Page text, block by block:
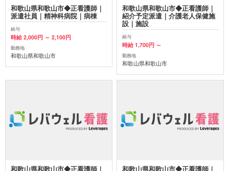
和歌山県和歌山市◆正看護師｜
派遣社員｜精神科病院｜病棟
給与
時給 2,000円 ～ 2,100円
勤務地
和歌山県和歌山市
和歌山県和歌山市◆正看護師｜
紹介予定派遣｜介護老人保健施
設｜施設
給与
時給 1,700円 ～
勤務地
和歌山県和歌山市
和歌山県和歌山市◆正看護師｜ 和歌山県和歌山市◆正看護師｜